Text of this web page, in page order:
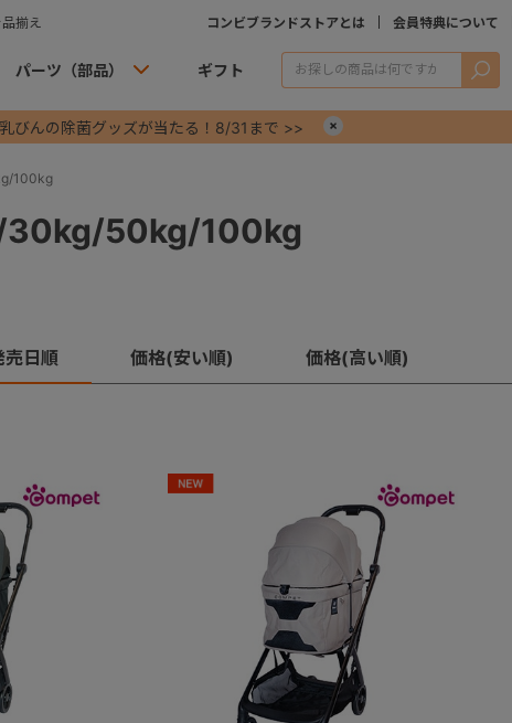
揃え コンビブランドストアとは 会員特典について
パーツ（部品） ギフト 検索
びんの除菌グッズが当たる！8/31まで >>
100kg
30kg/50kg/100kg
売日順 価格(安い順) 価格(高い順)